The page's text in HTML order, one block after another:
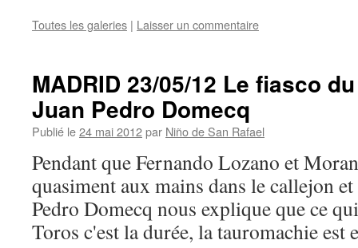
Toutes les galeries | Laisser un commentaire
MADRID 23/05/12 Le fiasco
Juan Pedro Domecq
Publié le24 mai 2012par Niño de San Rafael
Pendant que Fernando Lozano et
quasiment aux mains dans le callejon
Pedro Domecq nous explique que ce
Toros c'est la durée, la tauromachie